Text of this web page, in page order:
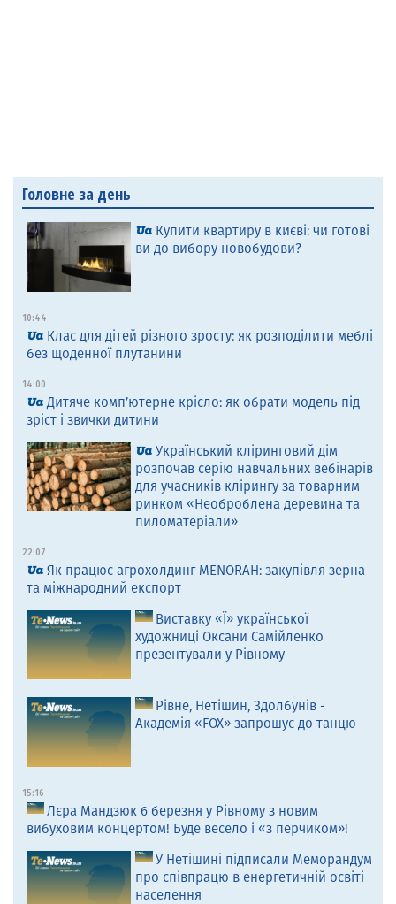
Головне за день
Купити квартиру в києві: чи готові
ви до вибору новобудови?
10:44
Клас для дітей різного зросту: як розподілити меблі
без щоденної плутанини
14:00
Дитяче комп’ютерне крісло: як обрати модель під
зріст і звички дитини
Український кліринговий дім
розпочав серію навчальних вебінарів
для учасників клірингу за товарним
ринком «Необроблена деревина та
пиломатеріали»
22:07
Як працює агрохолдинг MENORAH: закупівля зерна
та міжнародний експорт
Виставку «Ї» української
художниці Оксани Самійленко
презентували у Рівному
Рівне, Нетішин, Здолбунів -
Академія «FOX» запрошує до танцю
15:16
Лєра Мандзюк 6 березня у Рівному з новим
вибуховим концертом! Буде весело і «з перчиком»!
У Нетішині підписали Меморандум
про співпрацю в енергетичній освіті
населення